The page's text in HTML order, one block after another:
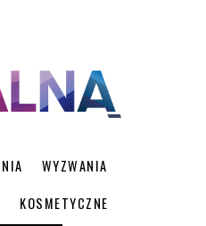
WYZWANIA
KOSMETYCZNE